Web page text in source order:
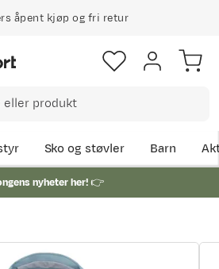
åpent kjøp og fri retur
Sko og støvler Barn
nyheter her!👉